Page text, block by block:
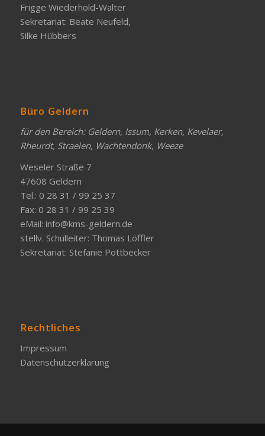
Frigge Wiederhold-Walter
Sekretariat: Beate Neufeld,
Silke Hübbers
Büro Geldern
für den Bereich: Geldern, Issum, Kerken, Kevelaer,
Rheurdt, Straelen, Wachtendonk, Weeze
Weseler Straße 7
47608 Geldern
Tel.: 0 28 31 / 99 25 37
Fax: 0 28 31 / 99 25 39
eMail: info@kms-geldern.de
stellv. Schulleiter: Thomas Löffler
Sekretariat: Stefanie Pottbecker
Rechtliches
Impressum
Datenschutzerklärung